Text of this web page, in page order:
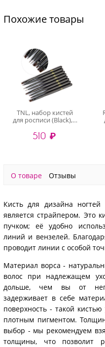
Похожие товары
TNL, набор кистей
для росписи (Black), 8
510 ₽
О товаре Отзывы
Кисть для дизайна
является страйпером. Это
пучком; её удобно
линий и вензелей.
проводит линии с особой
Материал ворса -
волос при надлежащем
дольше, чем вы от
задерживает в себе
поверхность - такой
плотным пигментом.
выбор - мы рекомендуем
толщины, что позволит